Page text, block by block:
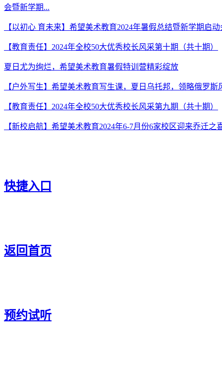
会暨新学期...
【以初心 育未来】希望美术教育2024年暑假总结暨新学期启
【教育责任】2024年全校50大优秀校长风采第十期（共十期）
夏日尤为绚烂，希望美术教育暑假特训营精彩绽放
【户外写生】希望美术教育写生课，夏日乌托邦，领略俄罗斯
【教育责任】2024年全校50大优秀校长风采第九期（共十期）
【新校启航】希望美术教育2024年6-7月份6家校区迎来乔迁之
快捷入口
返回首页
预约试听